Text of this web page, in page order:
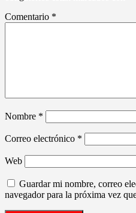
Comentario *
Nombre *
Correo electrónico *
Web
Guardar mi nombre, correo
navegador para la próxima vez